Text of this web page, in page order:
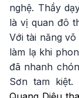
nghệ. Thầy
là vị quan đô
Với tài năng
làm lạ khi
đã nhanh
Sơn tam kiệt.